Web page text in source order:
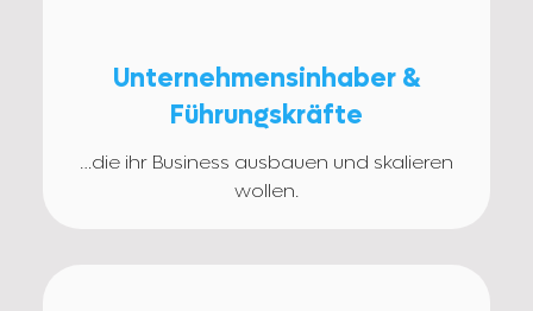
Unternehmensinhaber &
Führungskräfte
…die ihr Business ausbauen und skalieren
wollen.